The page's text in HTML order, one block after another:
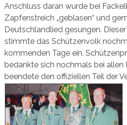
Anschluss daran wurde bei
Zapfenstreich „geblasen“ und
Deutschlandlied gesungen.
stimmte das Schützenvolk
kommenden Tage ein.
bedankte sich nochmals bei allen
beendete den offiziellen Teil der